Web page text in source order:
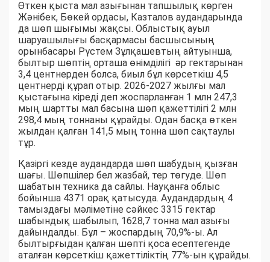
Өткен қыста мал азығынан тапшылық көрген
Жәнібек, Бөкей ордасы, Казталов аудандарында
да шөп шығымы жақсы. Облыстық ауыл
шаруашылығы басқармасы басшысының
орынбасары Рүстем Зұлқашевтың айтуынша,
былтыр шөптің орташа өнімділігі әр гектарынан
3,4 центнерден болса, биыл бұл көрсеткіш 4,5
центнерді құрап отыр. 2026-2027 жылғы мал
қыстағына кіреді деп жоспарланған 1 млн 247,3
мың шартты мал басына шөп қажеттілігі 2 млн
298,4 мың тоннаны құрайды. Одан басқа өткен
жылдан қалған 141,5 мың тонна шөп сақтаулы
тұр.
Қазіргі кезде аудандарда шөп шабудың қызған
шағы. Шөпшілер бел жазбай, тер төгуде. Шөп
шабатын техника да сайлы. Науқанға облыс
бойынша 4371 орақ қатысуда. Аудандардың 4
тамыздағы мәліметіне сәйкес 3315 гектар
шабындық шабылып, 1628,7 тонна мал азығы
дайындалды. Бұл – жоспардың 70,9%-ы. Ал
былтырғыдан қалған шөпті қоса есептегенде
аталған көрсеткіш қажеттіліктің 77%-ын құрайды.